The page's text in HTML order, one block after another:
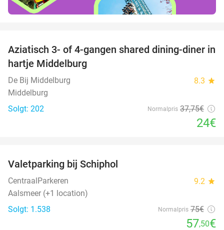
36%
Aziatisch 3- of 4-gangen shared dining-diner in
hartje Middelburg
De Bij Middelburg 8.3 star
Middelburg
Solgt: 202
Normalpris 37,75€
24€
Valetparking bij Schiphol
CentraalParkeren 9.2 star
Aalsmeer (+1 location)
Solgt: 1.538
Normalpris 75€
57,50€